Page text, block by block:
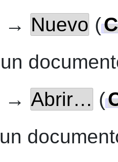
→ Nuevo (
→ Abrir… (